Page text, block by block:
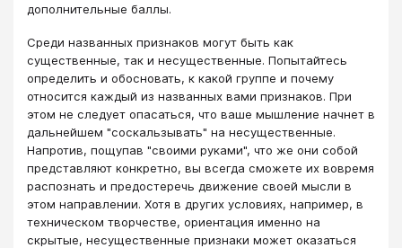
дополнительные баллы.
Среди названных признаков могут быть как
существенные, так и несущественные. Попытайтесь
определить и обосновать, к какой группе и почему
относится каждый из названных вами признаков. При
этом не следует опасаться, что ваше мышление начнет в
дальнейшем "соскальзывать" на несущественные.
Напротив, пощупав "своими руками", что же они собой
представляют конкретно, вы всегда сможете их вовремя
распознать и предостеречь движение своей мысли в
этом направлении. Хотя в других условиях, например, в
техническом творчестве, ориентация именно на
скрытые, несущественные признаки может оказаться